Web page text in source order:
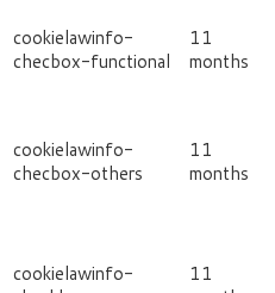
cookielawinfo-
checbox-functional
11
months
cookielawinfo-
checbox-others
11
months
cookielawinfo-
11